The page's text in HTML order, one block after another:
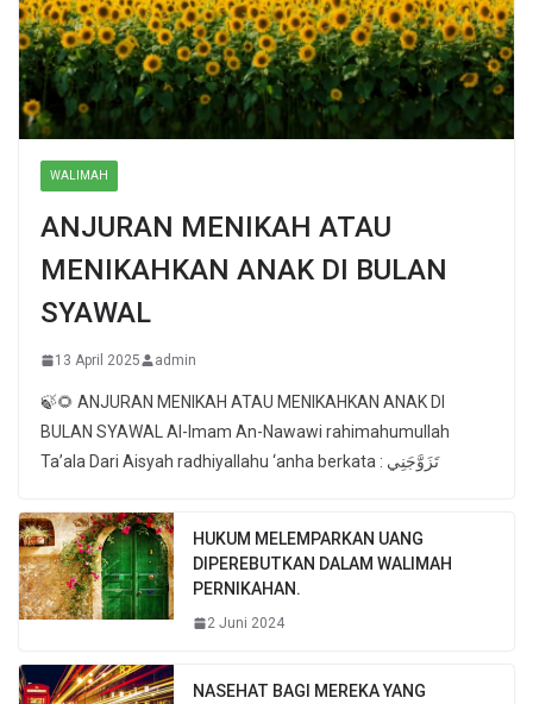
WALIMAH
ANJURAN MENIKAH ATAU
MENIKAHKAN ANAK DI BULAN
SYAWAL
13 April 2025 admin
🍃🌻 ANJURAN MENIKAH ATAU MENIKAHKAN ANAK DI
BULAN SYAWAL Al-Imam An-Nawawi rahimahumullah
Ta’ala Dari Aisyah radhiyallahu ‘anha berkata : تَزَوَّجَنِي
HUKUM MELEMPARKAN UANG
DIPEREBUTKAN DALAM WALIMAH
PERNIKAHAN.
2 Juni 2024
NASEHAT BAGI MEREKA YANG